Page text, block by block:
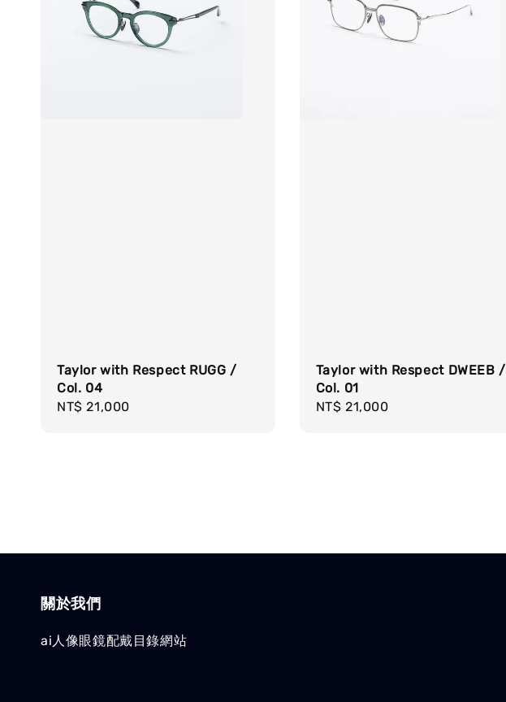
Taylor with Respect RUGG /
Col. 04
Regular
NT$ 21,000
Taylor with Respect DWEEB /
Col. 01
Regular
NT$ 21,000
關於我們
ai人像眼鏡配戴目錄網站